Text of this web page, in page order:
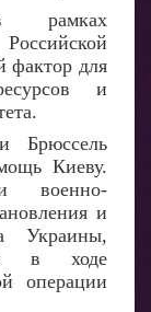
рамках
фактор для
и
Брюссель
Киеву.
военно-
и
Украины,
в ходе
операции